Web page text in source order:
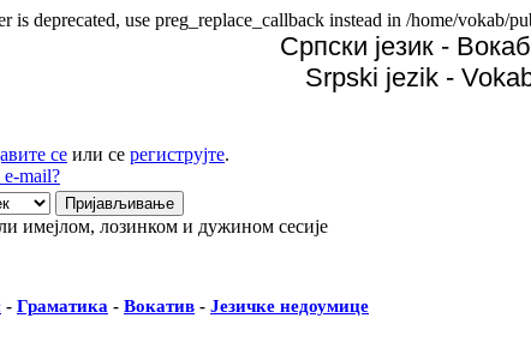
is deprecated, use preg_replace_callback instead in /home/
Српски језик -
Srpski jezik -
се или се региструјте.
mail?
имејлом, лозинком и дужином сесије
- Граматика - Вокатив - Језичке недоумице